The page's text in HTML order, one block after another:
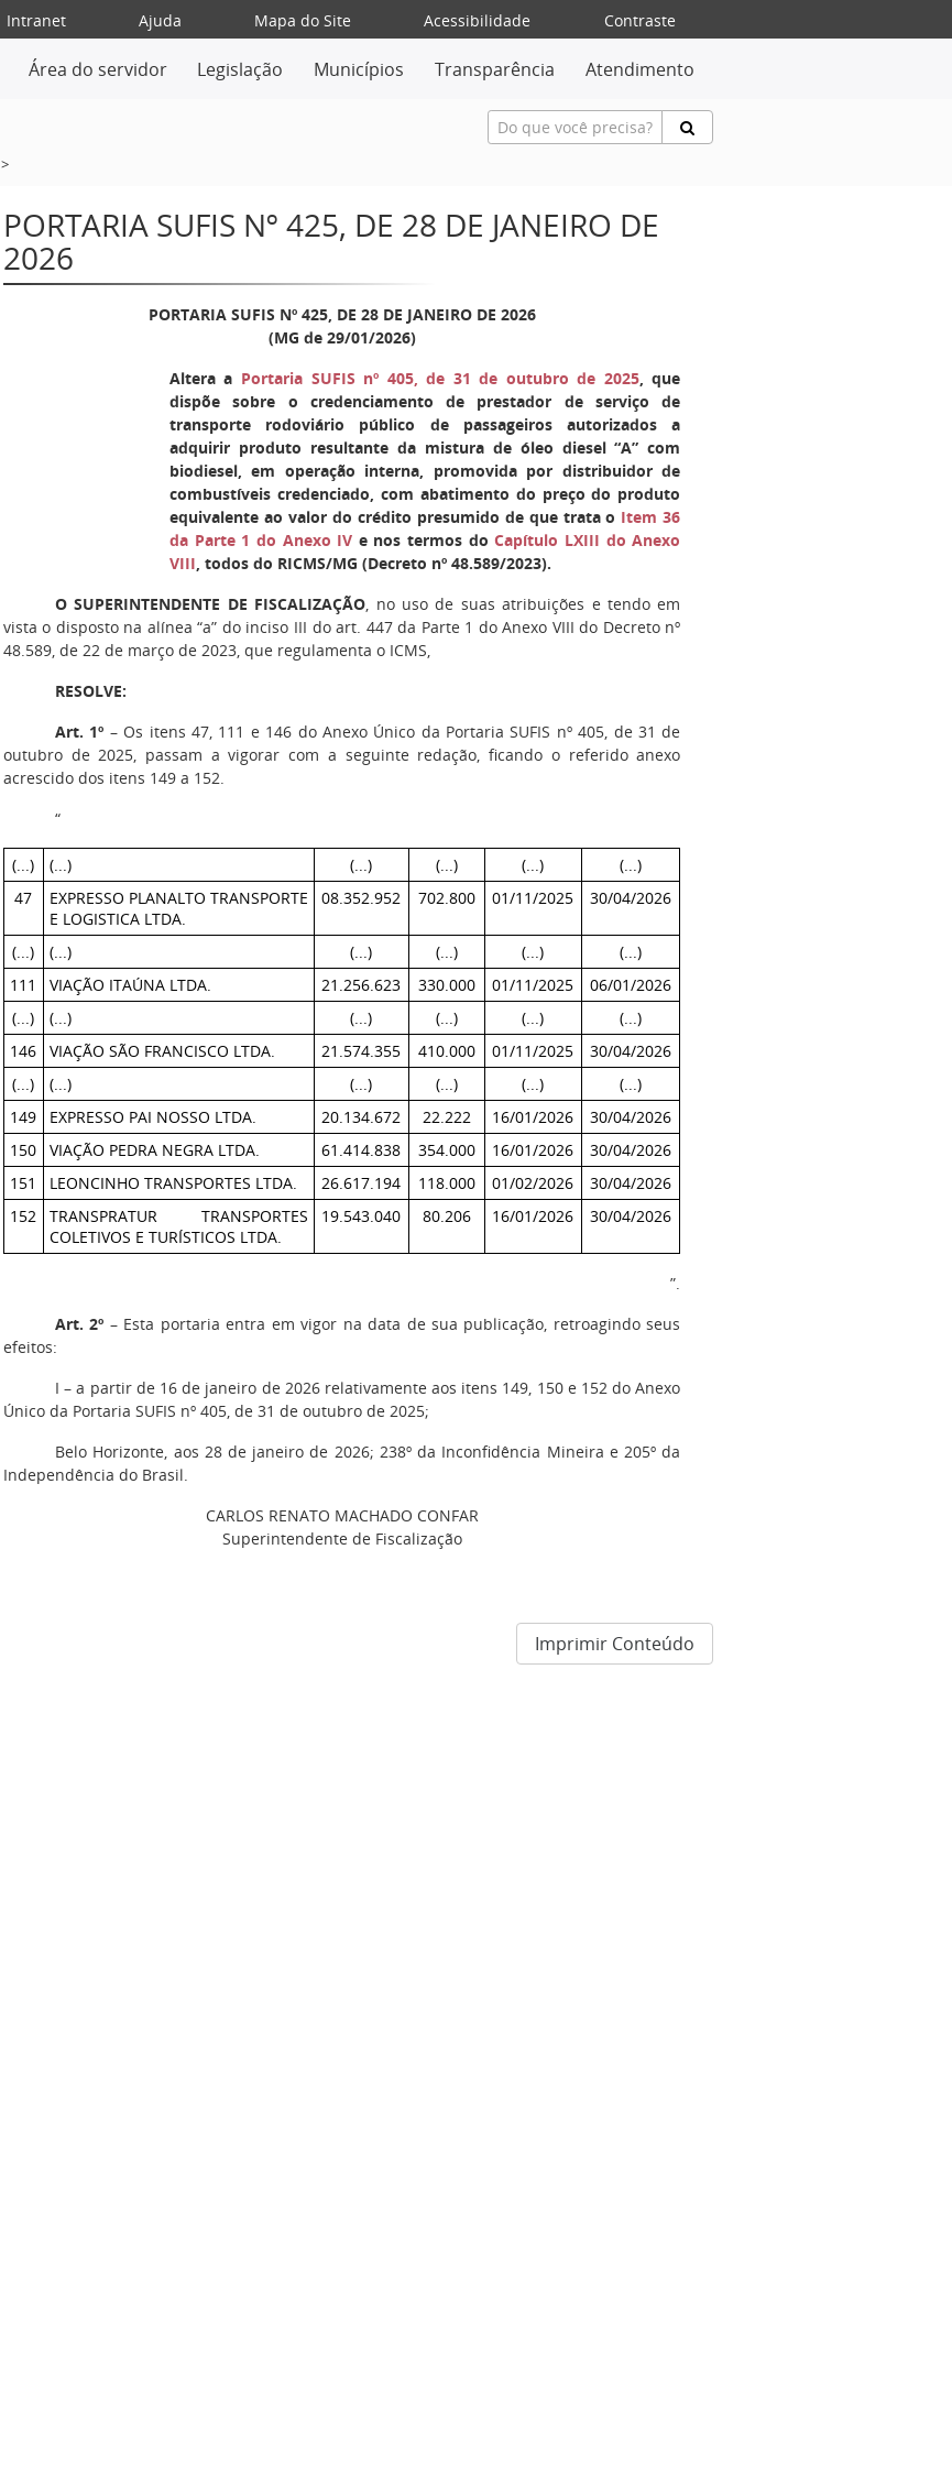
Intranet Ajuda Mapa do Site Acessibilidade
Contraste
Área do servidor Legislação Municípios Transparência Atendimento
>
PORTARIA SUFIS Nº 425, DE 28 DE JANEIRO DE
2026
PORTARIA SUFIS Nº 425, DE 28 DE JANEIRO DE 2026
(MG de 29/01/2026)
Altera a Portaria SUFIS nº 405, de 31 de outubro de 2025, que
dispõe sobre o credenciamento de prestador de serviço de
transporte rodoviário público de passageiros autorizados a
adquirir produto resultante da mistura de óleo diesel “A” com
biodiesel, em operação interna, promovida por distribuidor de
combustíveis credenciado, com abatimento do preço do produto
equivalente ao valor do crédito presumido de que trata o Item 36
da Parte 1 do Anexo IV e nos termos doCapítulo LXIII do Anexo
VIII, todos do RICMS/MG (Decreto nº 48.589/2023).
O SUPERINTENDENTE DE FISCALIZAÇÃO, no uso de suas atribuições e tendo em
vista o disposto na alínea “a” do inciso III do art. 447 da Parte 1 do Anexo VIII do Decreto nº
48.589, de 22 de março de 2023, que regulamenta o ICMS,
RESOLVE:
Art. 1º – Os itens 47, 111 e 146 do Anexo Único da Portaria SUFIS nº 405, de 31 de
outubro de 2025, passam a vigorar com a seguinte redação, ficando o referido anexo
acrescido dos itens 149 a 152.
“
(...) (...) (...) (...) (...)
(...)
47
EXPRESSO PLANALTO TRANSPORTE
E LOGISTICA LTDA.
08.352.952 702.800 01/11/2025 30/04/2026
(...) (...) (...) (...) (...)
(...)
111
VIAÇÃO ITAÚNA LTDA. 21.256.623 330.000 01/11/2025
06/01/2026
(...)
(...) (...) (...) (...)
(...)
146
VIAÇÃO SÃO FRANCISCO LTDA. 21.574.355 410.000 01/11/2025
30/04/2026
(...)
(...) (...) (...) (...)
(...)
149
EXPRESSO PAI NOSSO LTDA. 20.134.672 22.222 16/01/2026
30/04/2026
150
VIAÇÃO PEDRA NEGRA LTDA. 61.414.838 354.000 16/01/2026
30/04/2026
151
LEONCINHO TRANSPORTES LTDA. 26.617.194 118.000 01/02/2026
30/04/2026
152
TRANSPRATUR TRANSPORTES
COLETIVOS E TURÍSTICOS LTDA.
19.543.040 80.206 16/01/2026 30/04/2026
”.
Art. 2º – Esta portaria entra em vigor na data de sua publicação, retroagindo seus
efeitos:
I – a partir de 16 de janeiro de 2026 relativamente aos itens 149, 150 e 152 do Anexo
Único da Portaria SUFIS nº 405, de 31 de outubro de 2025;
Belo Horizonte, aos 28 de janeiro de 2026; 238º da Inconfidência Mineira e 205º da
Independência do Brasil.
CARLOS RENATO MACHADO CONFAR
Superintendente de Fiscalização
Imprimir Conteúdo